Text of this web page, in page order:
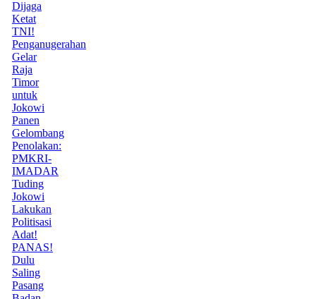
Dijaga
Ketat
TNI!
Penganugerahan
Gelar
Raja
Timor
untuk
Jokowi
Panen
Gelombang
Penolakan:
PMKRI-
IMADAR
Tuding
Jokowi
Lakukan
Politisasi
Adat!
PANAS!
Dulu
Saling
Pasang